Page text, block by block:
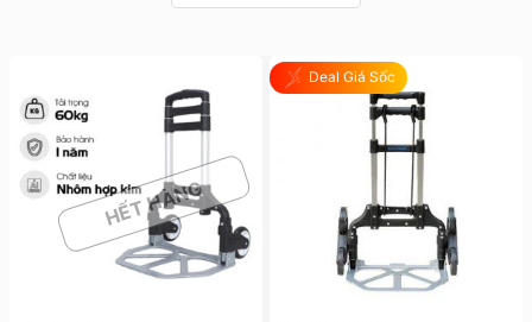
HẾT HÀNG
Deal Giá Sốc